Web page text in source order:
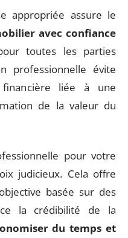
appropriée assure le
avec confiance
toutes les parties
professionnelle évite
liée à une
de la valeur du
pour votre
judicieux. Cela offre
basée sur des
la crédibilité de la
du temps et